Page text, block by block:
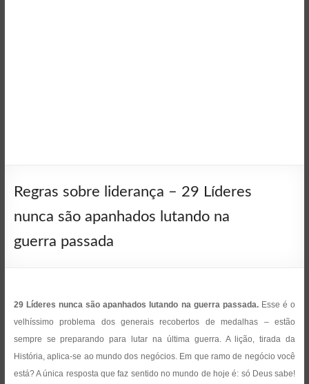
Regras sobre liderança – 29 Líderes
nunca são apanhados lutando na
guerra passada
29 Líderes nunca são apanhados lutando na guerra passada.Esse é o
velhíssimo problema dos generais recobertos de medalhas – estão
sempre se preparando para lutar na última guerra. A lição, tirada da
História, aplica-se ao mundo dos negócios. Em que ramo de negócio você
está? A única resposta que faz sentido no mundo de hoje é: só Deus sabe!